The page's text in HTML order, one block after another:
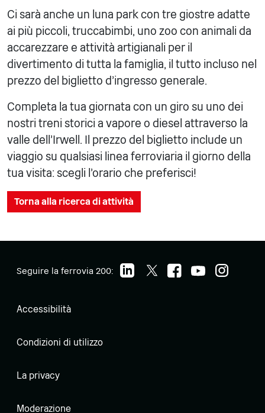
Ci sarà anche un luna park con tre giostre adatte
ai più piccoli, truccabimbi, uno zoo con animali da
accarezzare e attività artigianali per il
divertimento di tutta la famiglia, il tutto incluso nel
prezzo del biglietto d'ingresso generale.
Completa la tua giornata con un giro su uno dei
nostri treni storici a vapore o diesel attraverso la
valle dell'Irwell. Il prezzo del biglietto include un
viaggio su qualsiasi linea ferroviaria il giorno della
tua visita: scegli l'orario che preferisci!
Torna alla ricerca di attività
Seguire la ferrovia 200:
Accessibilità
Condizioni di utilizzo
La privacy
Moderazione